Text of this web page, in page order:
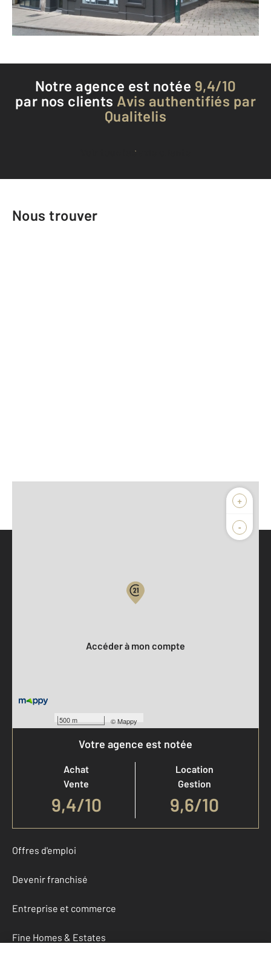
Téléphoner à l'agence
Notre agence est notée 9,4/10
par nos clients Avis authentifiés par
Qualitelis
Voir tous les avis clients
Nous trouver
+
-
500 m ©Mappy
Accéder à mon compte
Votre agence est notée
Achat
Vente
9,4/10
Location
Gestion
9,6/10
Offres d'emploi
Devenir franchisé
Entreprise et commerce
Fine Homes & Estates